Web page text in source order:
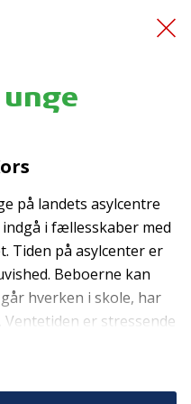
Hverdag
på landets asylcentre
i fællesskaber med
Tiden på asylcenter er
Beboerne kan
hverken i skole, har
er stressende
naturligt fællesskab
om deres
og TryghedsGruppens